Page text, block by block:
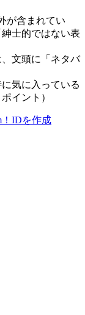
が含まれてい
士的ではない表
文頭に「ネタバ
気に入っている
イント）
！IDを作成